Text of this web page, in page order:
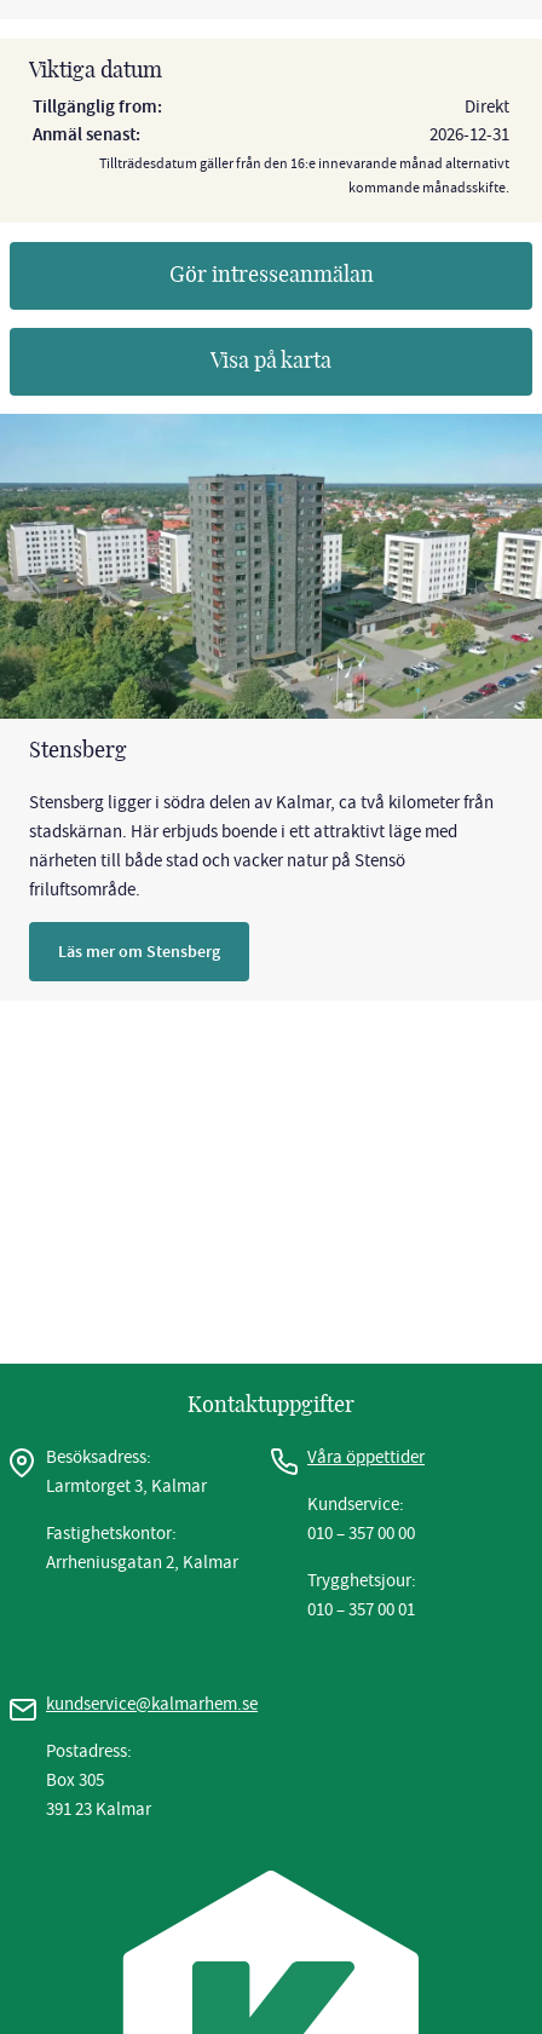
Viktiga datum
Tillgänglig from:
Direkt
Anmäl senast:
2026-12-31
Tillträdesdatum gäller från den 16:e innevarande månad alternativt
kommande månadsskifte.
Gör intresseanmälan
Visa på karta
Stensberg
Stensberg ligger i södra delen av Kalmar, ca två kilometer från
stadskärnan. Här erbjuds boende i ett attraktivt läge med
närheten till både stad och vacker natur på Stensö
friluftsområde.
Läs mer om Stensberg
Kontaktuppgifter
Besöksadress:
Larmtorget 3, Kalmar
Fastighetskontor:
Arrheniusgatan 2, Kalmar
Våra öppettider
Kundservice:
010 – 357 00 00
Trygghetsjour:
010 – 357 00 01
kundservice@kalmarhem.se
Postadress:
Box 305
391 23 Kalmar